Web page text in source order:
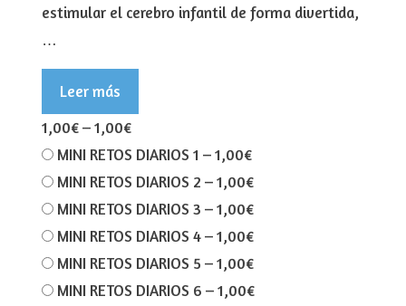
estimular el cerebro infantil de forma divertida,
…
Leer más
1,00€–1,00€
MINI RETOS DIARIOS 1 –1,00€
MINI RETOS DIARIOS 2 –1,00€
MINI RETOS DIARIOS 3 –1,00€
MINI RETOS DIARIOS 4–1,00€
MINI RETOS DIARIOS 5 –1,00€
MINI RETOS DIARIOS 6 –1,00€